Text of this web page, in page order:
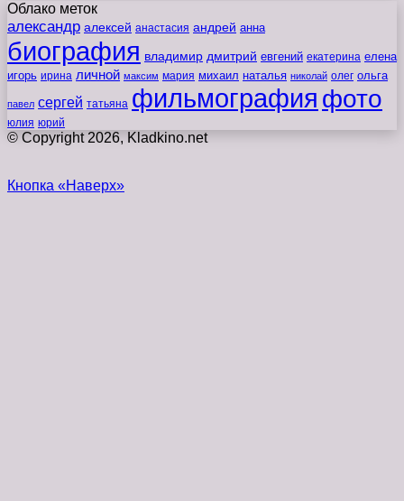
Облако меток
александр алексей анастасия андрей анна
биография владимир дмитрий евгений екатерина елена
игорь ирина личной максим мария михаил наталья николай олег ольга
павел сергей татьяна фильмография фото
юлия юрий
© Copyright 2026, Kladkino.net
Кнопка «Наверх»